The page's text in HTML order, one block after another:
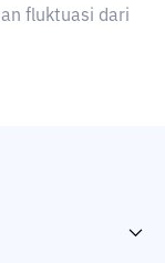
fluktuasi dari